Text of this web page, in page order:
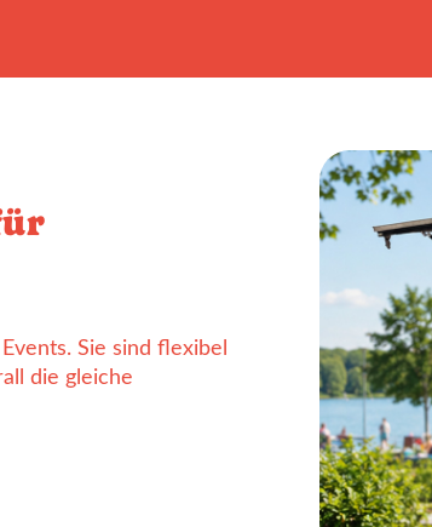
Sie sind flexibel
die gleiche